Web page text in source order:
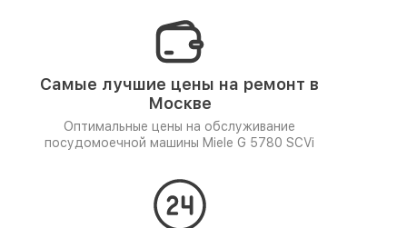
Самые лучшие цены на ремонт в
Москве
Оптимальные цены на обслуживание
посудомоечной машины Miele G 5780 SCVi